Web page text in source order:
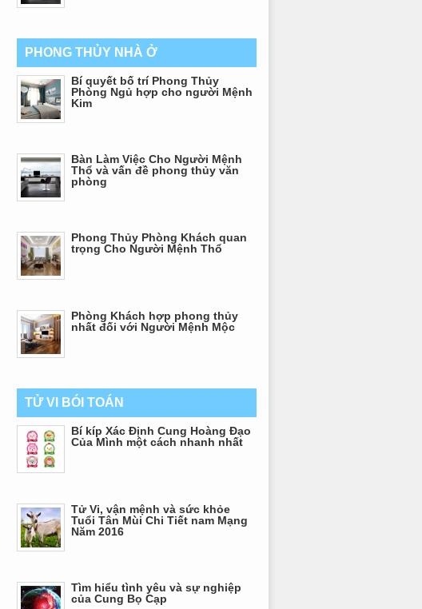
PHONG THỦY NHÀ Ở
Bí quyết bố trí Phong Thủy
Phòng Ngủ hợp cho người Mệnh
Kim
Bàn Làm Việc Cho Người Mệnh
Thổ và vấn đề phong thủy văn
phòng
Phong Thủy Phòng Khách quan
trọng Cho Người Mệnh Thổ
Phòng Khách hợp phong thủy
nhất đối với Người Mệnh Mộc
TỬ VI BÓI TOÁN
Bí kíp Xác Định Cung Hoàng Đạo
Của Mình một cách nhanh nhất
Tử Vi, vận mệnh và sức khỏe
Tuổi Tân Mùi Chi Tiết nam Mạng
Năm 2016
Tìm hiểu tình yêu và sự nghiệp
của Cung Bọ Cạp